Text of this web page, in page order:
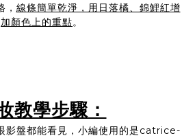
線條簡單乾淨，用日落橘、錦鯉紅增
加顏色上的重點。
教學步驟：
影盤都能看見，小編使用的是catrice-